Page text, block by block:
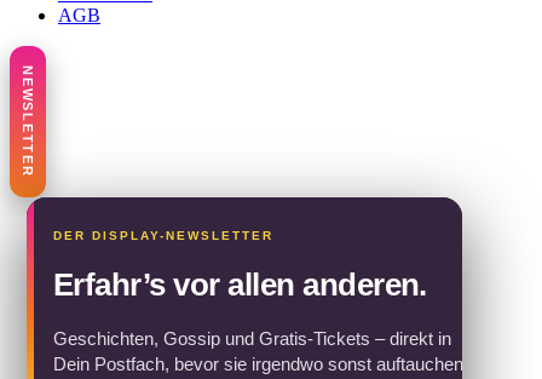
AGB
Erfahr’s vor allen anderen.
Geschichten, Gossip und Gratis-Tickets – direkt in
Dein Postfach, bevor sie irgendwo sonst auftauchen.